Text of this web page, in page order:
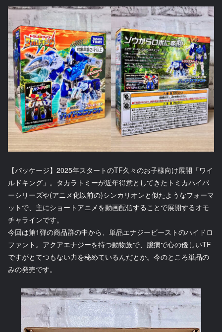
【パッケージ】2025年スタートのTF久々のお子様向け展開「ワイ
ルドキング」。タカラトミーが近年得意としてきたトミカハイパ
ーシリーズや(アニメ化以前の)シンカリオンと似たようなフォーマ
ットで、主にショートアニメを動画配信することで展開するオモ
チャラインです。
今回は第1弾の商品群の中から、単品エナジービーストのハイドロ
ファント。アクアエナジーを持つ動物族で、臆病で心の優しいTF
ですがとてつもない力を秘めているんだとか。今のところ単品の
みの発売です。